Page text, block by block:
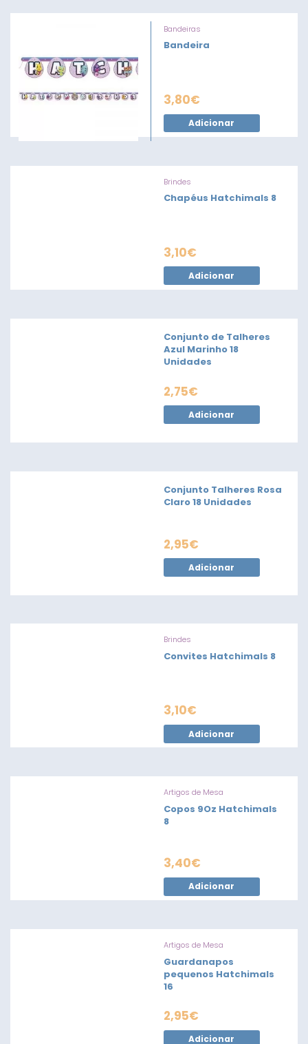
Bandeiras
Bandeira
3,80€
Adicionar
Brindes
Chapéus Hatchimals 8
3,10€
Adicionar
Conjunto de Talheres
Azul Marinho 18
Unidades
2,75€
Adicionar
Conjunto Talheres Rosa
Claro 18 Unidades
2,95€
Adicionar
Brindes
Convites Hatchimals 8
3,10€
Adicionar
Artigos de Mesa
Copos 9Oz Hatchimals
8
3,40€
Adicionar
Artigos de Mesa
Guardanapos
pequenos Hatchimals
16
2,95€
Adicionar